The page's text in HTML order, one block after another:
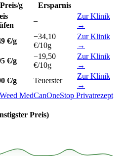
Preis/g
Ersparnis
–
Zur Klinik
→
€/g
−34,10
€/10g
Zur Klinik
→
€/g
−19,50
€/10g
Zur Klinik
→
€/g Teuerster
Zur Klinik
→
Weed MedCanOneStop Privatrezept
Preis)